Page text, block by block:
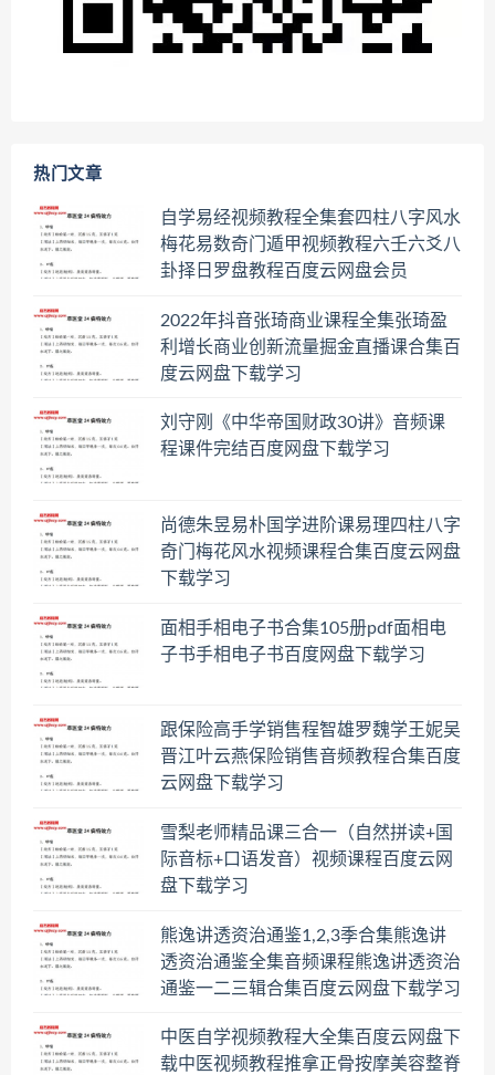
热门文章
自学易经视频教程全集套四柱八字风水
梅花易数奇门遁甲视频教程六壬六爻八
卦择日罗盘教程百度云网盘会员
2022年抖音张琦商业课程全集张琦盈
利增长商业创新流量掘金直播课合集百
度云网盘下载学习
刘守刚《中华帝国财政30讲》音频课
程课件完结百度网盘下载学习
尚德朱昱易朴国学进阶课易理四柱八字
奇门梅花风水视频课程合集百度云网盘
下载学习
面相手相电子书合集105册pdf面相电
子书手相电子书百度网盘下载学习
跟保险高手学销售程智雄罗魏学王妮吴
晋江叶云燕保险销售音频教程合集百度
云网盘下载学习
雪梨老师精品课三合一（自然拼读+国
际音标+口语发音）视频课程百度云网
盘下载学习
熊逸讲透资治通鉴1,2,3季合集熊逸讲
透资治通鉴全集音频课程熊逸讲透资治
通鉴一二三辑合集百度云网盘下载学习
中医自学视频教程大全集百度云网盘下
载中医视频教程推拿正骨按摩美容整脊